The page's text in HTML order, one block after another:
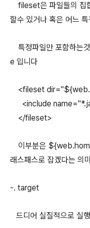
fileset은 파일들의 집
할수 있거나 혹은 어느
특정파일만 포함하는
e 입니다
<fileset
<include
</fileset>
이부분은
래스패스로 잡겠다는 의
-. target
드디어 실질적으로 실